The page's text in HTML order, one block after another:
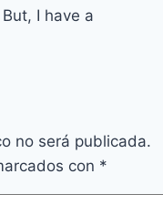
I have a
no será publicada.
con *